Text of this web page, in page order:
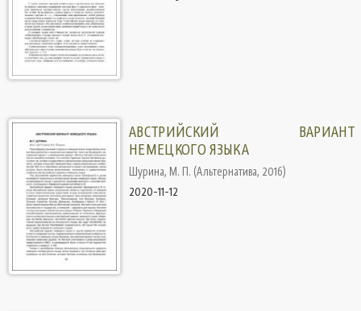
АВСТРИЙСКИЙ ВАРИАНТ
НЕМЕЦКОГО ЯЗЫКА
Шурина, М. П. (Альтернатива, 2016)
2020-11-12